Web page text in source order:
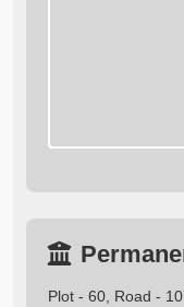
Plot - 60, Road -